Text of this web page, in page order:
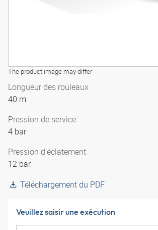
The product image may differ
Longueur des rouleaux
40 m
Pression de service
4 bar
Pression d’éclatement
12 bar
Téléchargement du PDF
Veuillez saisir une exécution